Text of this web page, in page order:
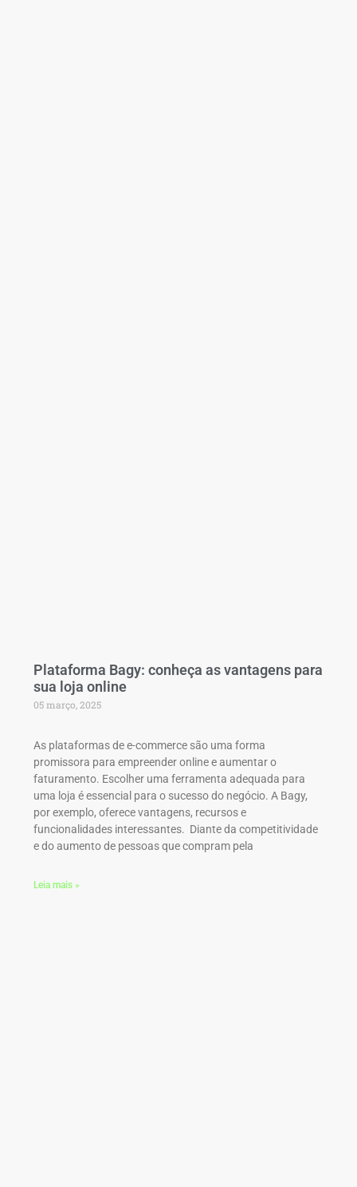
Plataforma Bagy: conheça as vantagens para
sua loja online
05 março, 2025
As plataformas de e-commerce são uma forma
promissora para empreender online e aumentar o
faturamento. Escolher uma ferramenta adequada para
uma loja é essencial para o sucesso do negócio. A Bagy,
por exemplo, oferece vantagens, recursos e
funcionalidades interessantes. Diante da competitividade
e do aumento de pessoas que compram pela
Leia mais »